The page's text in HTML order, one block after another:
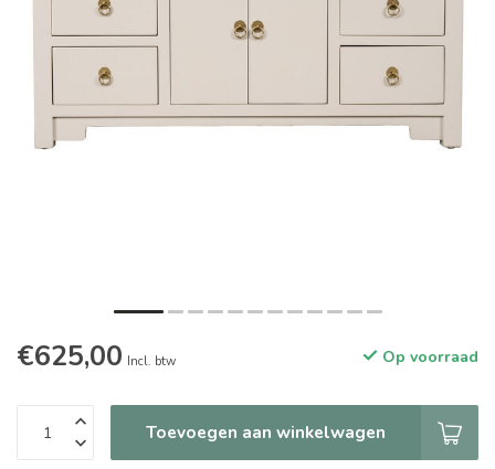
€625,00 Incl. btw Op voorraad
Toevoegen aan winkelwagen